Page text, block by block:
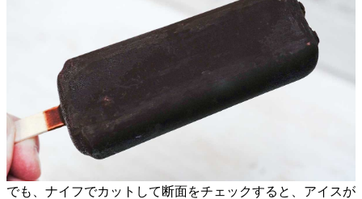
でも、ナイフでカットして断面をチェックすると、アイスが